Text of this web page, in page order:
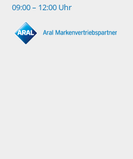
09:00 – 12:00 Uhr